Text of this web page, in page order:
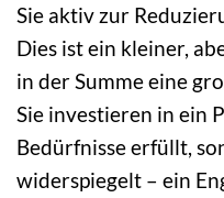
Sie aktiv zur
Dies ist ein kleiner,
in der Summe eine
Sie investieren in ein
Bedürfnisse erfüllt,
widerspiegelt – ein